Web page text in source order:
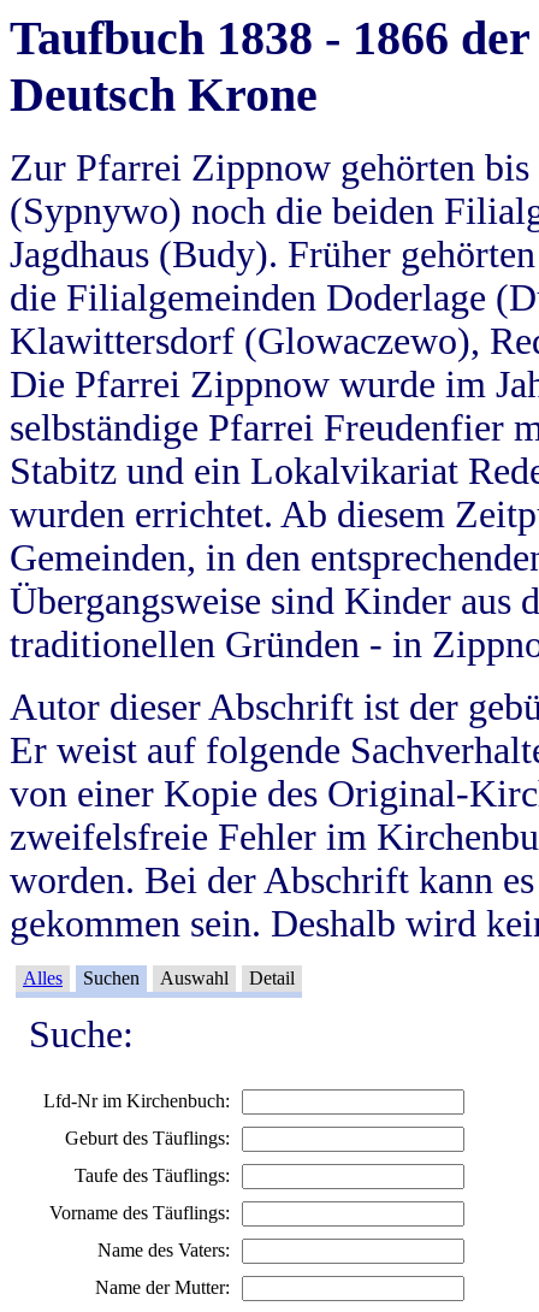
Taufbuch 1838 - 1866
Deutsch Krone
Zur Pfarrei Zippnow gehörten
(Sypnywo) noch die beiden
Jagdhaus (Budy). Früher
die Filialgemeinden Doderlage
Klawittersdorf (Glowaczewo),
Die Pfarrei Zippnow wurde im
selbständige Pfarrei Freudenfier
Stabitz und ein Lokalvikariat
wurden errichtet. Ab diesem
Gemeinden, in den
Übergangsweise sind Kinder aus
traditionellen Gründen - in
Autor dieser Abschrift ist der
Er weist auf folgende
von einer Kopie des Original-
zweifelsfreie Fehler im
worden. Bei der Abschrift kann
gekommen sein. Deshalb wird
Alles Suchen Auswahl Detail
Suche:
Lfd-Nr im Kirchenbuch:
Geburt des Täuflings:
Taufe des Täuflings:
Vorname des Täuflings:
Name des Vaters:
Name der Mutter: